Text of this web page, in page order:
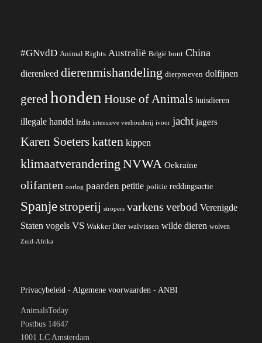
#GNvdD Animal Rights Australië België bont China
dierenleed dierenmishandeling dierproeven dolfijnen
geredhonden House of Animals huisdieren
illegale handel India intensieve veehouderij ivoor jacht jagers
Karen Soeterskatten kippen
klimaatverandering NVWA Oekraïne
olifanten oorlog paarden petitie politie reddingsactie
Spanjestroperij stropers varkens verbod Verenigde
Staten vogels VS Wakker Dier walvissen wilde dieren wolven
Zuid-Afrika
Privacybeleid - Algemene voorwaarden - ANBI
AnimalsToday
Postbus 14647
1001 LC Amsterdam